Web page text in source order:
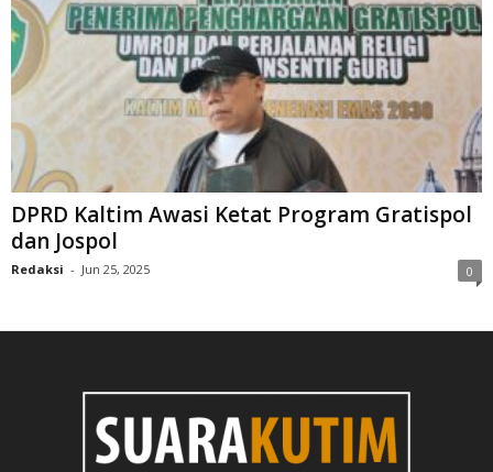
DPRD Kaltim Awasi Ketat Program Gratispol
dan Jospol
Redaksi - Jun 25, 2025 0